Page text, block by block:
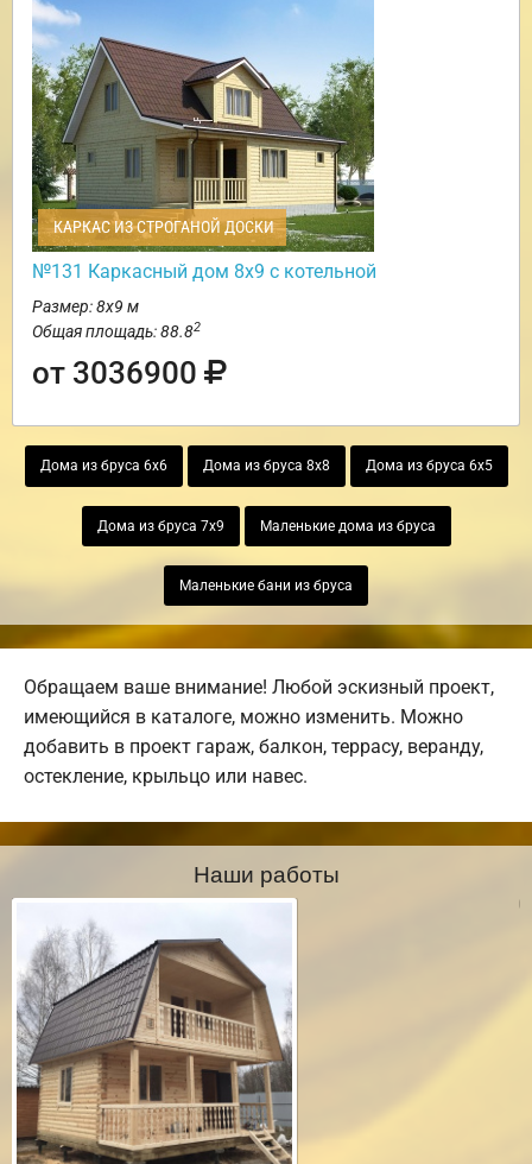
КАРКАС ИЗ СТРОГАНОЙ ДОСКИ
№131 Каркасный дом 8х9 с котельной
Размер: 8х9 м
Общая площадь: 88.82
от 3036900
Дома из бруса 6х6 Дома из бруса 8х8 Дома из бруса 6х5
Дома из бруса 7х9 Маленькие дома из бруса
Маленькие бани из бруса
Обращаем ваше внимание! Любой эскизный проект,
имеющийся в каталоге, можно изменить. Можно
добавить в проект гараж, балкон, террасу, веранду,
остекление, крыльцо или навес.
Наши работы